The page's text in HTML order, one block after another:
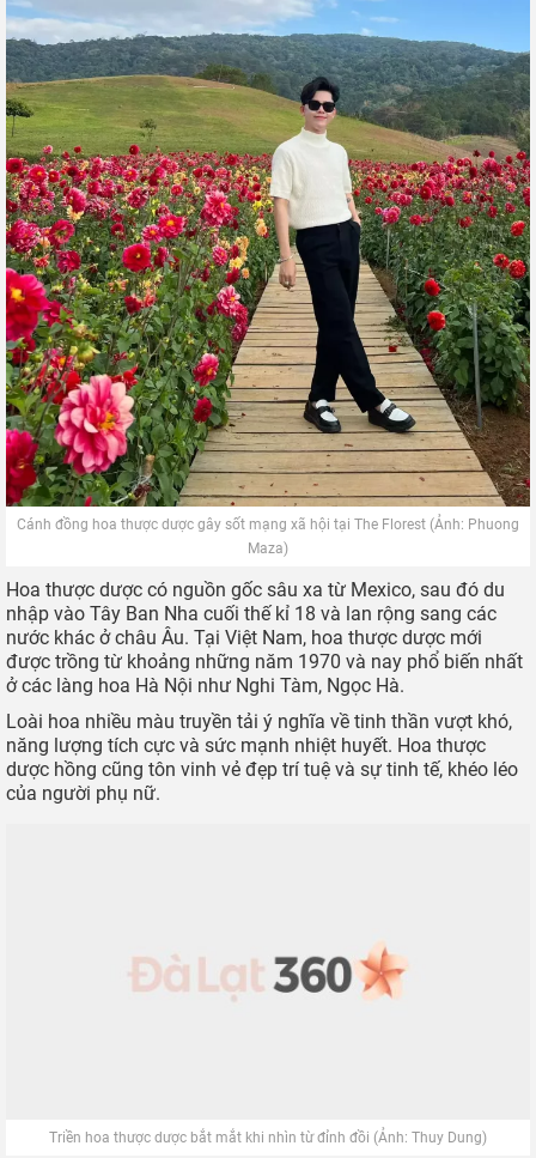
Cánh đồng hoa thược dược gây sốt mạng xã hội tại The Florest (Ảnh: Phuong
Maza)
Hoa thược dược có nguồn gốc sâu xa từ Mexico, sau đó du
nhập vào Tây Ban Nha cuối thế kỉ 18 và lan rộng sang các
nước khác ở châu Âu. Tại Việt Nam, hoa thược dược mới
được trồng từ khoảng những năm 1970 và nay phổ biến nhất
ở các làng hoa Hà Nội như Nghi Tàm, Ngọc Hà.
Loài hoa nhiều màu truyền tải ý nghĩa về tinh thần vượt khó,
năng lượng tích cực và sức mạnh nhiệt huyết. Hoa thược
dược hồng cũng tôn vinh vẻ đẹp trí tuệ và sự tinh tế, khéo léo
của người phụ nữ.